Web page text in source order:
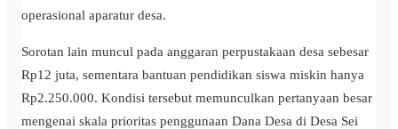
operasional aparatur desa.
Sorotan lain muncul pada anggaran perpustakaan desa sebesar
Rp12 juta, sementara bantuan pendidikan siswa miskin hanya
Rp2.250.000. Kondisi tersebut memunculkan pertanyaan besar
mengenai skala prioritas penggunaan Dana Desa di Desa Sei